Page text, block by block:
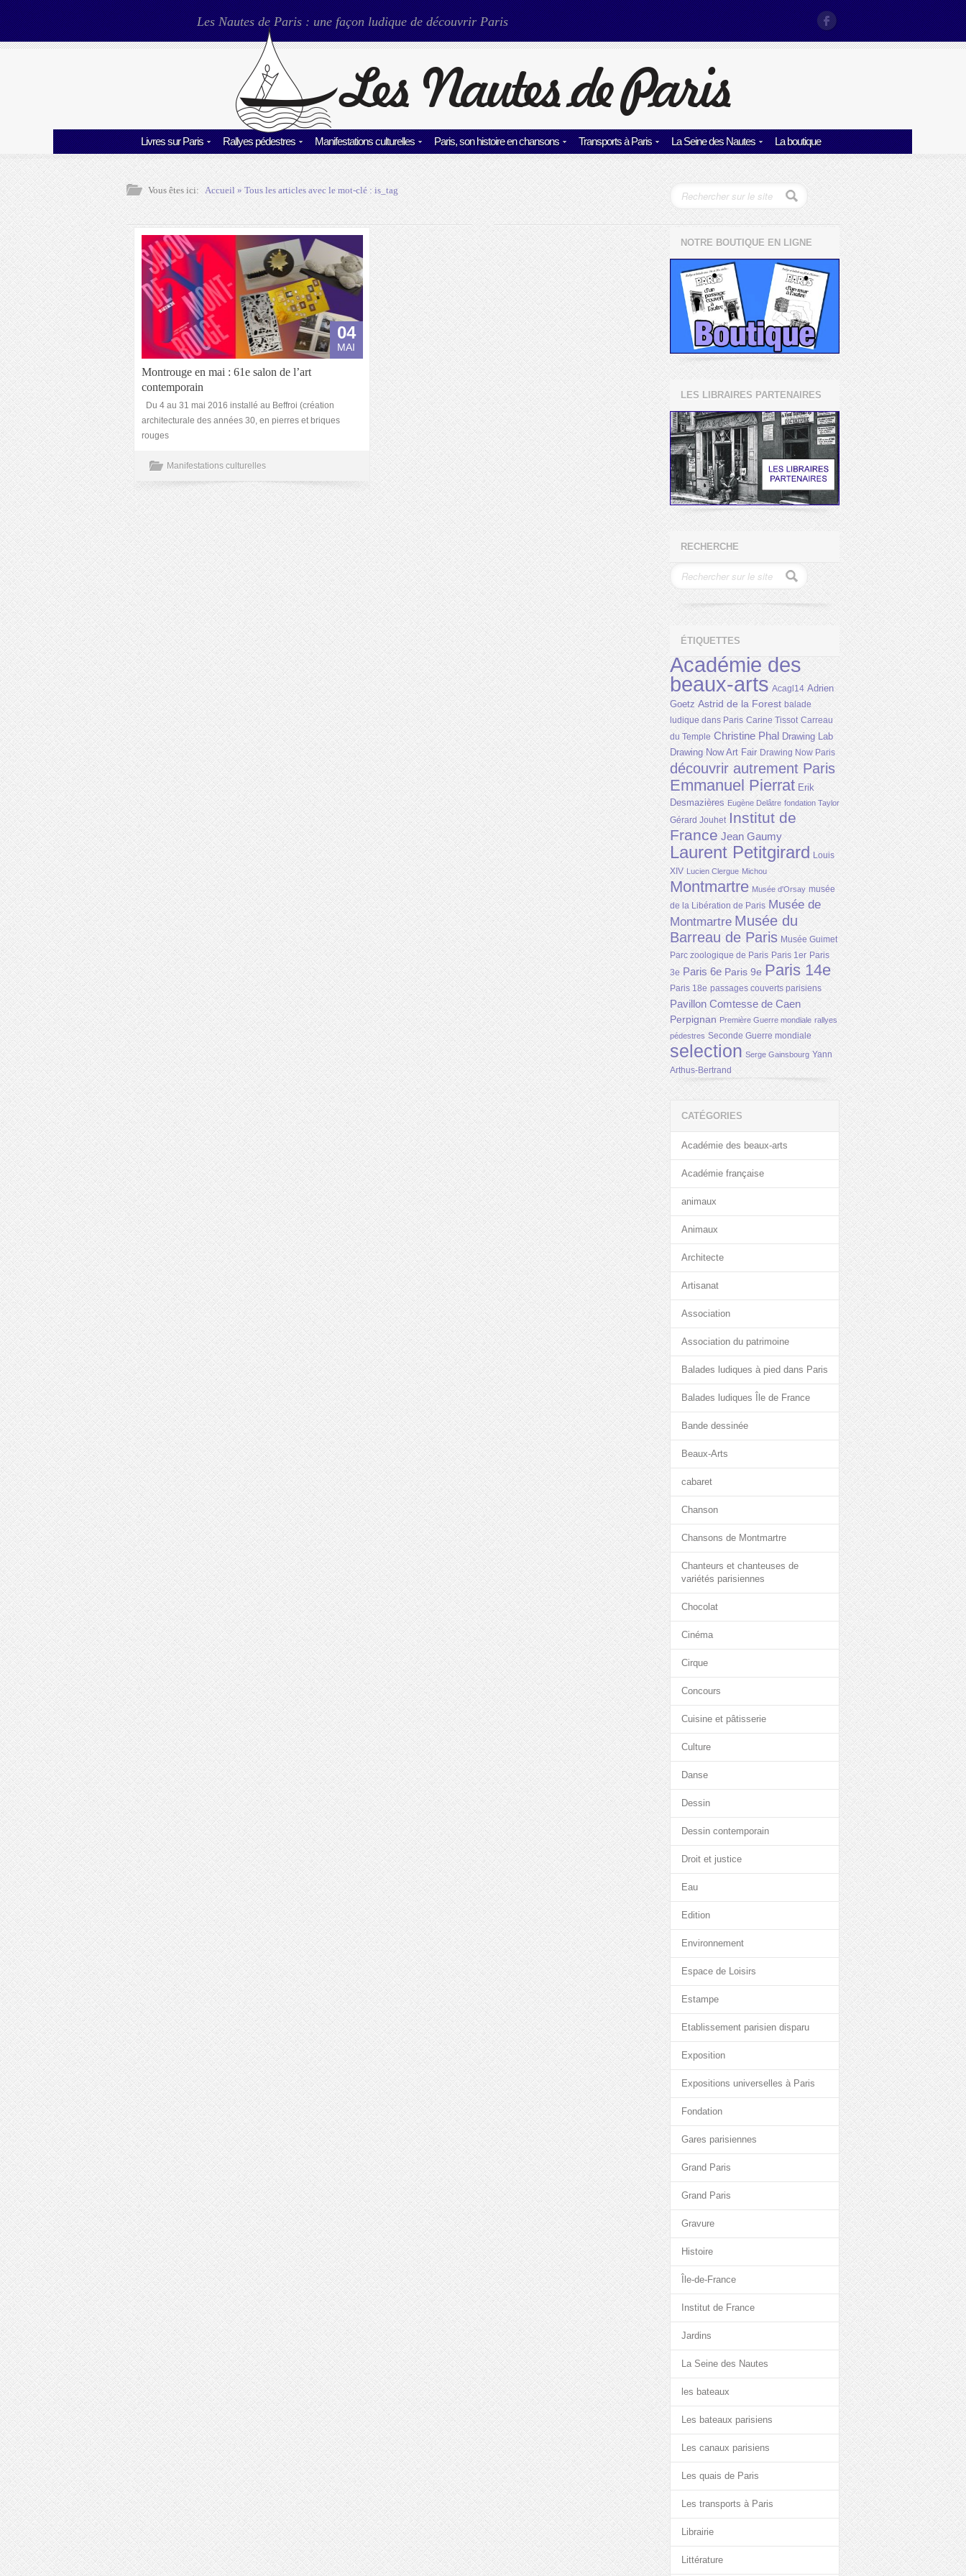
Les Nautes de Paris : une façon ludique de découvrir Paris
Livres sur Paris Rallyes pédestres Manifestations culturelles Paris, son histoire en chansons Transports à Paris La Seine des Nautes La boutique
Vous êtes ici: Accueil» Tous les articles avec le mot-clé :is_tag
04
MAI
Montrouge en mai : 61e salon de l’art
contemporain
Du 4 au 31 mai 2016 installé au Beffroi (création
architecturale des années 30, en pierres et briques
rouges
Manifestations culturelles
NOTRE BOUTIQUE EN LIGNE
LES LIBRAIRES PARTENAIRES
RECHERCHE
ÉTIQUETTES
Académie des
beaux-arts Acagl14 Adrien
Goetz Astrid de la Forest balade
ludique dans Paris Carine Tissot Carreau
du Temple Christine Phal Drawing Lab
Drawing Now Art Fair Drawing Now Paris
découvrir autrement Paris
Emmanuel Pierrat Erik
Desmazières Eugène Delâtre fondation Taylor
Gérard Jouhet Institut de
France Jean Gaumy
Laurent Petitgirard Louis
XIV Lucien Clergue Michou
Montmartre Musée d'Orsay musée
de la Libération de Paris Musée de
Montmartre Musée du
Barreau de Paris Musée Guimet
Parc zoologique de Paris Paris 1er Paris
3e Paris 6e Paris 9e Paris 14e
Paris 18e passages couverts parisiens
Pavillon Comtesse de Caen
Perpignan Première Guerre mondiale rallyes
pédestres Seconde Guerre mondiale
selection Serge Gainsbourg Yann
Arthus-Bertrand
CATÉGORIES
Académie des beaux-arts
Académie française
animaux
Animaux
Architecte
Artisanat
Association
Association du patrimoine
Balades ludiques à pied dans Paris
Balades ludiques Île de France
Bande dessinée
Beaux-Arts
cabaret
Chanson
Chansons de Montmartre
Chanteurs et chanteuses de
variétés parisiennes
Chocolat
Cinéma
Cirque
Concours
Cuisine et pâtisserie
Culture
Danse
Dessin
Dessin contemporain
Droit et justice
Eau
Edition
Environnement
Espace de Loisirs
Estampe
Etablissement parisien disparu
Exposition
Expositions universelles à Paris
Fondation
Gares parisiennes
Grand Paris
Grand Paris
Gravure
Histoire
Île-de-France
Institut de France
Jardins
La Seine des Nautes
les bateaux
Les bateaux parisiens
Les canaux parisiens
Les quais de Paris
Les transports à Paris
Librairie
Littérature